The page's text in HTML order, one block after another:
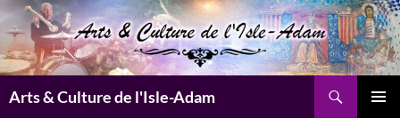
Aller
au
contenu
Arts & Culture de l'Isle-Adam